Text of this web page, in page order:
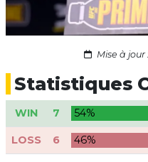
Mise à jour
Statistiques
WIN 7 54%
LOSS 6 46%